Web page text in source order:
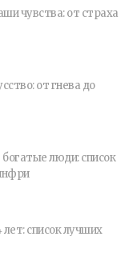
чувства: от страха
от гнева до
люди: список
список лучших